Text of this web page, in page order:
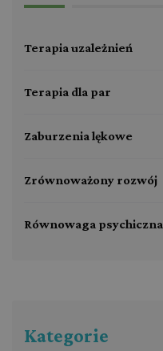
Terapia uzależnień
Terapia dla par
Zaburzenia lękowe
Zrównoważony rozwój
Równowaga psychiczna
Kategorie